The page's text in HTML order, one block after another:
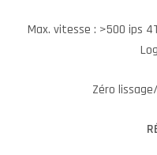
Max. vitesse : >500 ips
Zéro